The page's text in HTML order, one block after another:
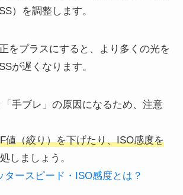
）を調整します。
をプラスにすると、より多くの光を
が遅くなります。
手ブレ」の原因になるため、注意
F値（絞り）を下げたり、ISO感度を
しましょう。
タースピード・ISO感度とは？